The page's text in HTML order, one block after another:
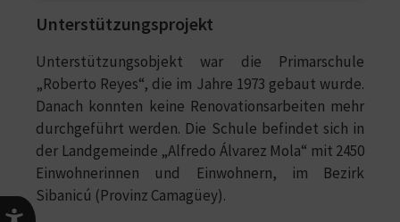
Unterstützungsprojekt
Unterstützungsobjekt war die Primarschule
„Roberto Reyes“, die im Jahre 1973 gebaut wurde.
Danach konnten keine Renovationsarbeiten mehr
durchgeführt werden. Die Schule befindet sich in
der Landgemeinde „Alfredo Álvarez Mola“ mit 2450
Einwohnerinnen und Einwohnern, im Bezirk
Sibanicú (Provinz Camagüey).